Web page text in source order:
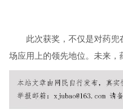
此次获奖，不仅是对药兜在
场应用上的领先地位。未来